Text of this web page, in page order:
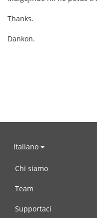
Thanks.
Dankon.
Italiano
Chi siamo
Team
Supportaci